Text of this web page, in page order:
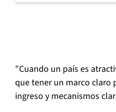
"Cuando un país es
que tener un marco claro
ingreso y mecanismos